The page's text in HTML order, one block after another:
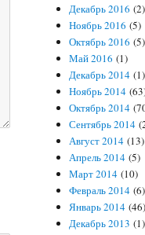
Декабрь 2016 (2)
Ноябрь 2016 (5)
Октябрь 2016 (5)
Май 2016 (1)
Декабрь 2014 (1)
Ноябрь 2014
Октябрь 2014
Сентябрь 2014
Август 2014 (13)
Апрель 2014 (5)
Март 2014 (10)
Февраль 2014 (6)
Январь 2014 (46)
Декабрь 2013 (1)